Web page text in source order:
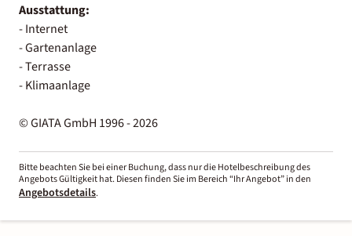
Ausstattung:
- Internet
- Gartenanlage
- Terrasse
- Klimaanlage
© GIATA GmbH 1996 - 2026
Bitte beachten Sie bei einer Buchung, dass nur die Hotelbeschreibung des
Angebots Gültigkeit hat. Diesen finden Sie im Bereich “Ihr Angebot” in den
Angebotsdetails.